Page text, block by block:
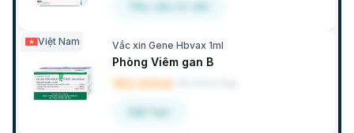
Việt Nam Vắc xin Gene Hbvax 1ml
Phòng Viêm gan B
182.000đ
Đặt hẹn